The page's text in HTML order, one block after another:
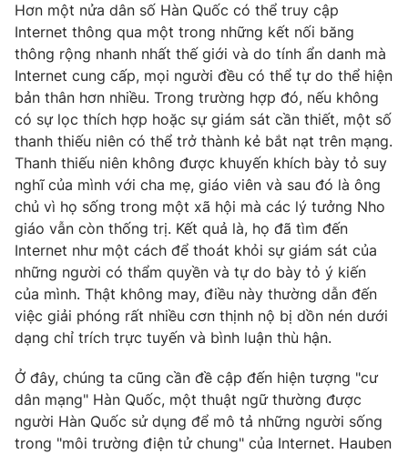
Hơn một nửa dân số Hàn Quốc có thể truy cập
Internet thông qua một trong những kết nối băng
thông rộng nhanh nhất thế giới và do tính ẩn danh mà
Internet cung cấp, mọi người đều có thể tự do thể hiện
bản thân hơn nhiều. Trong trường hợp đó, nếu không
có sự lọc thích hợp hoặc sự giám sát cần thiết, một số
thanh thiếu niên có thể trở thành kẻ bắt nạt trên mạng.
Thanh thiếu niên không được khuyến khích bày tỏ suy
nghĩ của mình với cha mẹ, giáo viên và sau đó là ông
chủ vì họ sống trong một xã hội mà các lý tưởng Nho
giáo vẫn còn thống trị. Kết quả là, họ đã tìm đến
Internet như một cách để thoát khỏi sự giám sát của
những người có thẩm quyền và tự do bày tỏ ý kiến ​​
của mình. Thật không may, điều này thường dẫn đến
việc giải phóng rất nhiều cơn thịnh nộ bị dồn nén dưới
dạng chỉ trích trực tuyến và bình luận thù hận.
Ở đây, chúng ta cũng cần đề cập đến hiện tượng "cư
dân mạng" Hàn Quốc, một thuật ngữ thường được
người Hàn Quốc sử dụng để mô tả những người sống
trong "môi trường điện tử chung" của Internet. Hauben